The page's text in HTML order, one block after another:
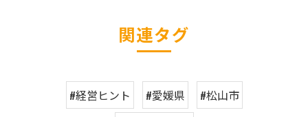
関連タグ
#経営ヒント #愛媛県
#松山市